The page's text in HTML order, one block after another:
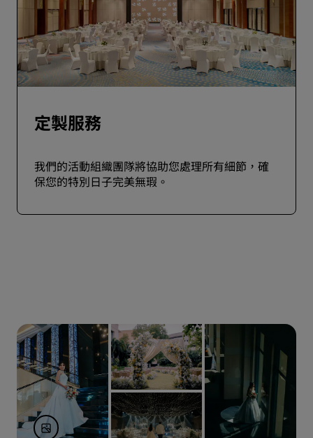
定製服務
我們的活動組織團隊將協助您處理所有細節，確
保您的特別日子完美無瑕。